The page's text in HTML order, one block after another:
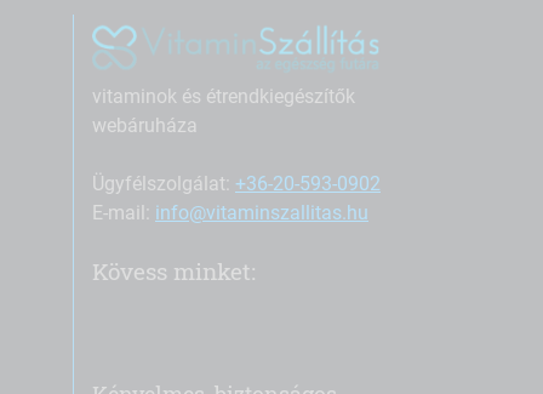
vitaminok és étrendkiegészítők
webáruháza
Ügyfélszolgálat: +36-20-593-0902
E-mail: info@vitaminszallitas.hu
Kövess minket: